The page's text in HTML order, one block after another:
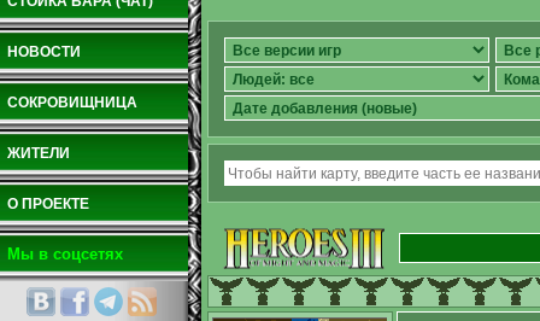
НОВОСТИ
СОКРОВИЩНИЦА
ЖИТЕЛИ
О ПРОЕКТЕ
Мы в соцсетях